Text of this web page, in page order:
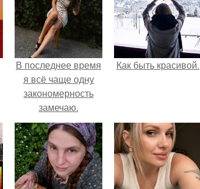
В последнее время
я всё чаще одну
закономерность
замечаю.
Как быть красивой.